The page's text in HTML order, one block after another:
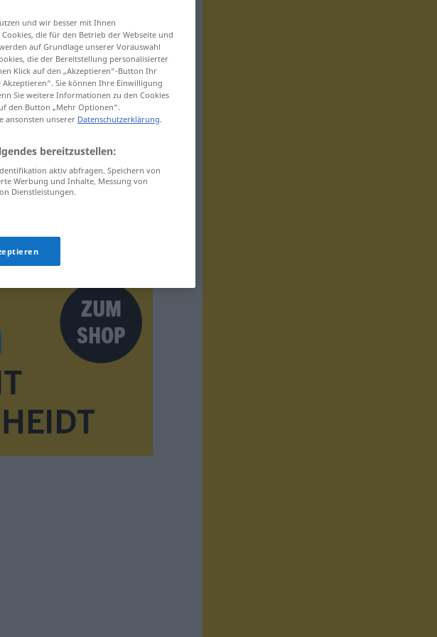
und wir besser mit Ihnen
die für den Betrieb der Webseite und
auf Grundlage unserer Vorauswahl
die der Bereitstellung personalisierter
Klick auf den „Akzeptieren“-Button Ihr
Sie können Ihre Einwilligung
Sie weitere Informationen zu den Cookies
den Button „Mehr Optionen“.
ansonsten unserer Datenschutzerklärung.
bereitzustellen:
aktiv abfragen. Speichern von
Werbung und Inhalte, Messung von
Dienstleistungen.